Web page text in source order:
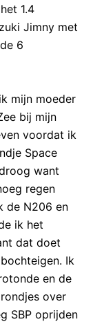
1.4
Jimny met
6
mijn moeder
bij mijn
voordat ik
Space
want
regen
de N206 en
ik het
dat doet
Ik
en de
over
SBP oprijden